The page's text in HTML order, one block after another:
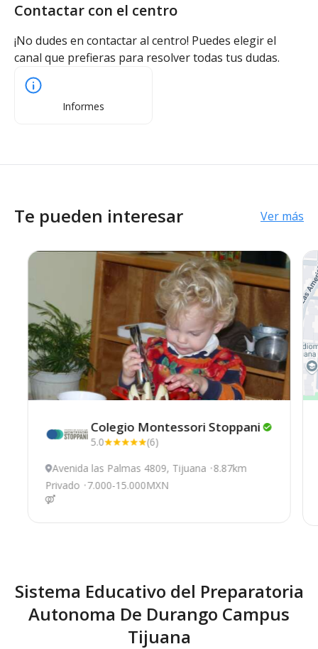
Contactar con el centro
¡No dudes en contactar al centro! Puedes elegir el
canal que prefieras para resolver todas tus dudas.
Informes
Te pueden interesar Ver más
Colegio Montessori Stoppani
5.0
(6)
Avenida las Palmas 4809, Tijuana 8.87km
Privado 7.000-15.000MXN
Sistema Educativo del Preparatoria
Autonoma De Durango Campus
Tijuana